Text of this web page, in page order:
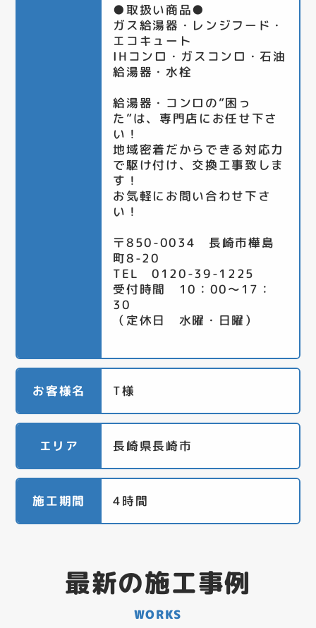
●取扱い商品●
ガス給湯器・レンジフード・
エコキュート
IHコンロ・ガスコンロ・石油
給湯器・水栓
給湯器・コンロの”困っ
た”は、専門店にお任せ下さ
い！
地域密着だからできる対応力
で駆け付け、交換工事致しま
す！
お気軽にお問い合わせ下さ
い！
〒850-0034 長崎市樺島
町8-20
TEL 0120-39-1225
受付時間 10：00～17：
30
（定休日 水曜・日曜）
お客様名 T様
エリア 長崎県長崎市
施工期間 4時間
最新の施工事例
WORKS